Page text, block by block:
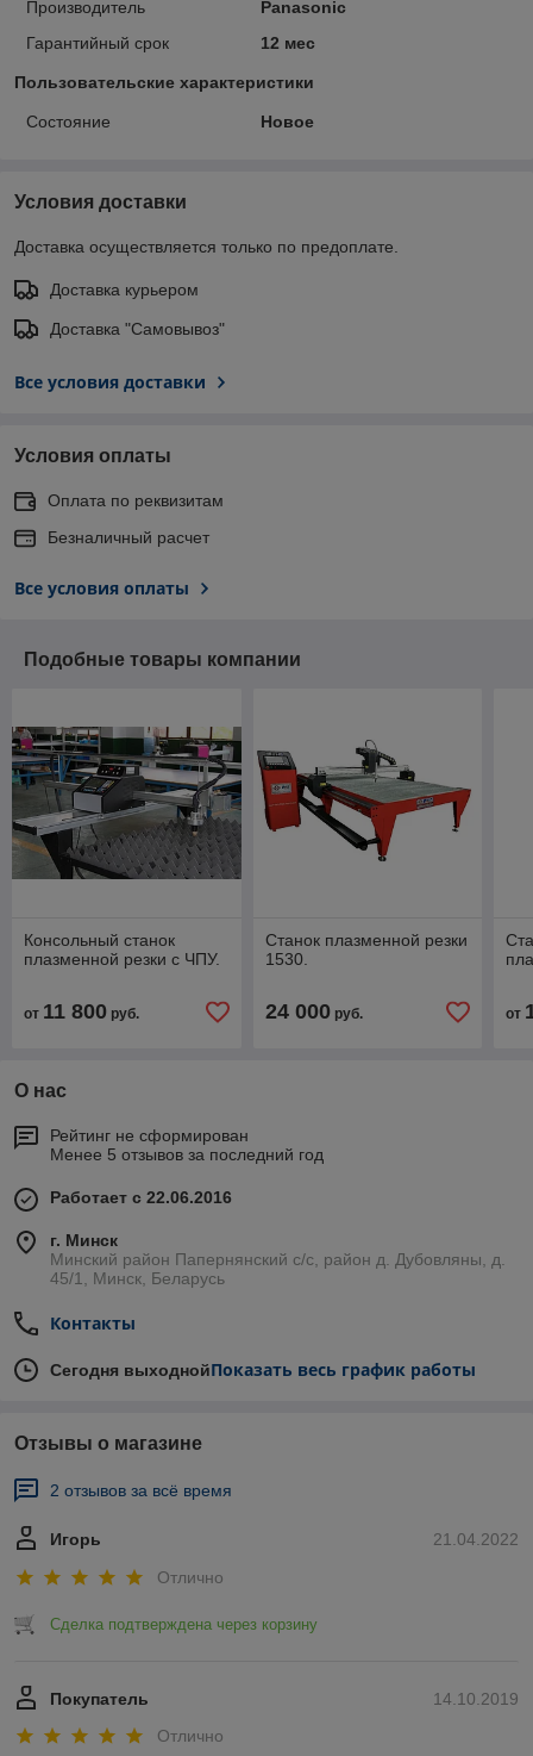
Производитель
Panasonic
Гарантийный срок
12 мес
Пользовательские характеристики
Состояние Новое
Условия доставки
Доставка осуществляется только по предоплате.
Доставка курьером
Доставка "Самовывоз"
Все условия доставки
Условия оплаты
Оплата по реквизитам
Безналичный расчет
Все условия оплаты
Подобные товары компании
Консольный станок
плазменной резки с ЧПУ.
от 11 800 руб.
Станок плазменной резки
1530.
24 000руб. от
О нас
Рейтинг не сформирован
Менее 5 отзывов за последний год
Работает с 22.06.2016
г. Минск
Минский район Папернянский с/с, район д. Дубовляны, д.
45/1, Минск, Беларусь
Контакты
Сегодня выходнойПоказать весь график работы
Отзывы о магазине
2 отзывов за всё время
21.04.2022
Игорь
Отлично
Сделка подтверждена через корзину
14.10.2019
Покупатель
Отлично